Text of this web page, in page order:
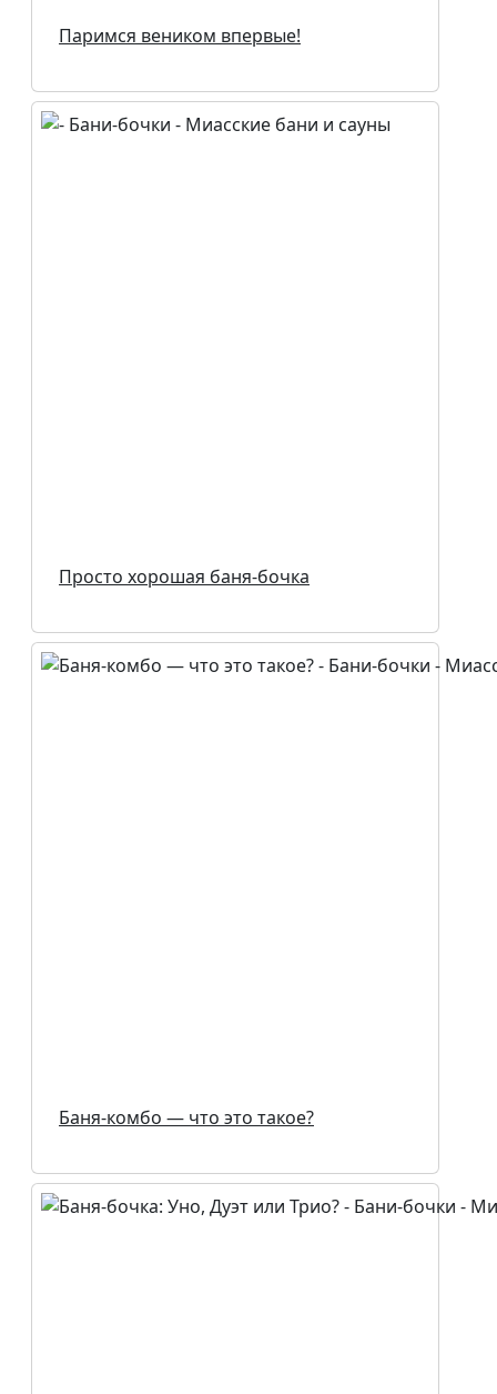
Паримся веником впервые!
Просто хорошая баня-бочка
Баня-комбо — что это такое?